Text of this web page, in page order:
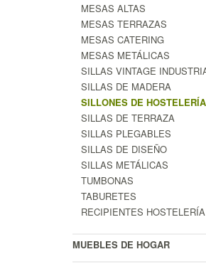
MESAS ALTAS
MESAS TERRAZAS
MESAS CATERING
MESAS METÁLICAS
SILLAS VINTAGE
SILLAS DE MADERA
SILLONES DE HOSTELERÍA
SILLAS DE TERRAZA
SILLAS PLEGABLES
SILLAS DE DISEÑO
SILLAS METÁLICAS
TUMBONAS
TABURETES
RECIPIENTES
MUEBLES DE HOGAR